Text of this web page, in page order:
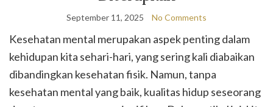
September 11, 2025 No Comments
Kesehatan mental merupakan aspek penting dalam
kehidupan kita sehari-hari, yang sering kali diabaikan
dibandingkan kesehatan fisik. Namun, tanpa
kesehatan mental yang baik, kualitas hidup seseorang